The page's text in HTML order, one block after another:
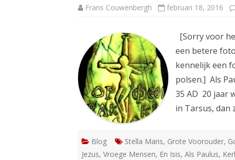
Frans Couwenbergh februari 18, 2016
[Sorry voor
een betere
kennelijk een
polsen.] Als
35 AD 20 jaar
in Tarsus, dan
Blog Stella Maris, Grote Voorouder,
Jezus, Vroege Mensen, En Isis, Als Paulus,